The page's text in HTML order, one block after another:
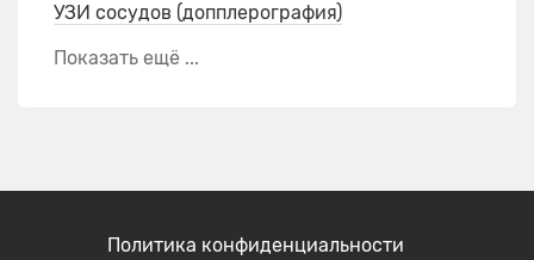
УЗИ сосудов (допплерография)
Показать ещё ...
Политика конфиденциальности